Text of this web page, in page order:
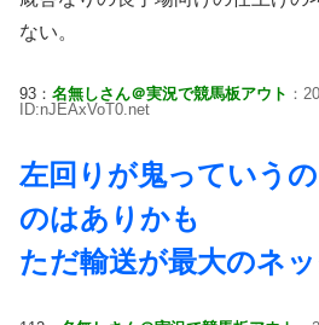
ない。
93： 名無しさん＠実況で競馬板アウト ：
ID:nJEAxVoT0.net
左回りが鬼っていう
のはありかも
ただ輸送が最大のネ